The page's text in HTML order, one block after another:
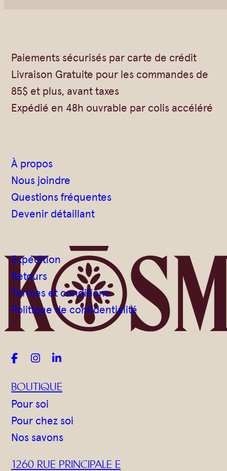
Beurre de Karité
Végétales
Barres détachantes
Savon Noir
Argiles
Crèmes visages
Eaux florales
Exfoliants
Huiles à massage
Hydratants
Savons en barre
Huiles
Huiles
Shampoings
Livres
Paiements sécurisés par carte de crédit
Livraison Gratuite pour les commandes de
85$ et plus, avant taxes
Expédié en 48h ouvrable par colis accéléré
À propos
Nous joindre
Questions fréquentes
Devenir détaillant
Expédition
Retours
Termes et conditions
Politique de confidentialité
  
BOUTIQUE
Pour soi
Pour chez soi
Nos savons
1260 RUE PRINCIPALE E